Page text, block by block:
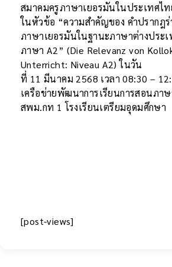
สมาคมครูภาษาเยอรมันในประเทศไ
ในหัวข้อ “ความสำคัญของ คำปรากฎ
ภาษาเยอรมันในฐานะภาษาต่างประเ
ภาษา A2” (Die Relevanz von
Unterricht: Niveau A2) ในวัน
ที่ 11 มีนาคม 2568 เวลา 08:30 –
เครือข่ายพัฒนาการเรียนการสอนภา
สพม.กท 1 โรงเรียนเตรียมอุดมศึกษา
[post-views]